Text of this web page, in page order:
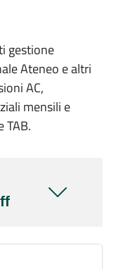
gestione
Ateneo e altri
AC,
mensili e
TAB.